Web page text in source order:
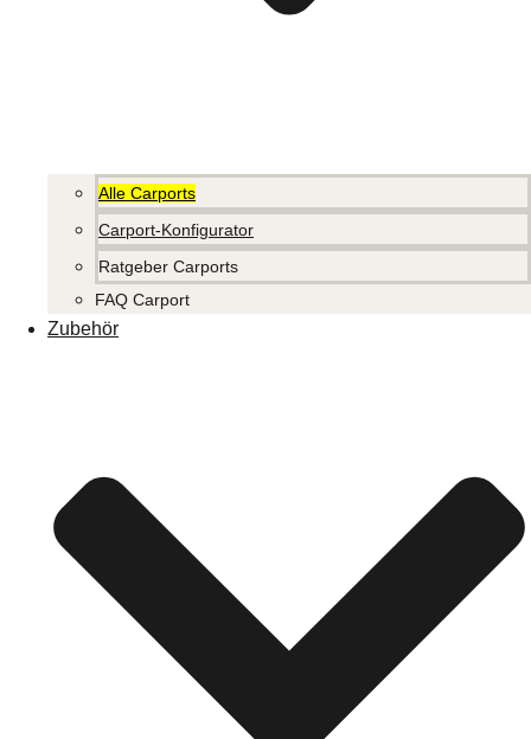
Alle Carports
Carport-Konfigurator
Ratgeber Carports
FAQ Carport
Zubehör